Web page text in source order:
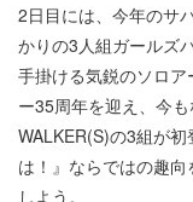
2日目には、今年のサ
かりの3人組ガールズ
手掛ける気鋭のソロ
ー35周年を迎え、今
WALKER(S)の3組が
は！』ならではの趣
しよう。